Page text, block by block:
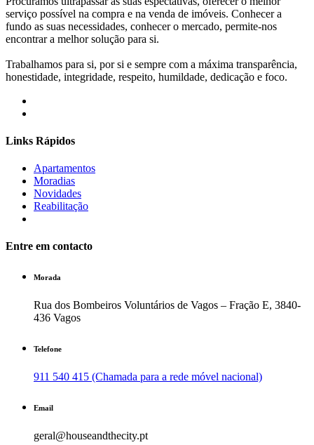
serviço possível na compra e na venda de imóveis. Conhecer a
fundo as suas necessidades, conhecer o mercado, permite-nos
encontrar a melhor solução para si.
Trabalhamos para si, por si e sempre com a máxima transparência,
honestidade, integridade, respeito, humildade, dedicação e foco.
Links Rápidos
Apartamentos
Moradias
Novidades
Reabilitação
Entre em contacto
Morada
Rua dos Bombeiros Voluntários de Vagos – Fração E, 3840-
436 Vagos
Telefone
911 540 415 (Chamada para a rede móvel nacional)
Email
geral@houseandthecity.pt